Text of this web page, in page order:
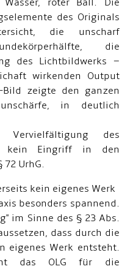
Wasser, roter Ball. Die
des Originals
die unscharf
die
des Lichtbildwerks –
wirkenden Output
zeigte den ganzen
in deutlich
Vervielfältigung des
kein Eingriff in den
UrhG.
kein eigenes Werk
besonders spannend.
im Sinne des § 23 Abs.
dass durch die
eigenes Werk entsteht.
das OLG für die